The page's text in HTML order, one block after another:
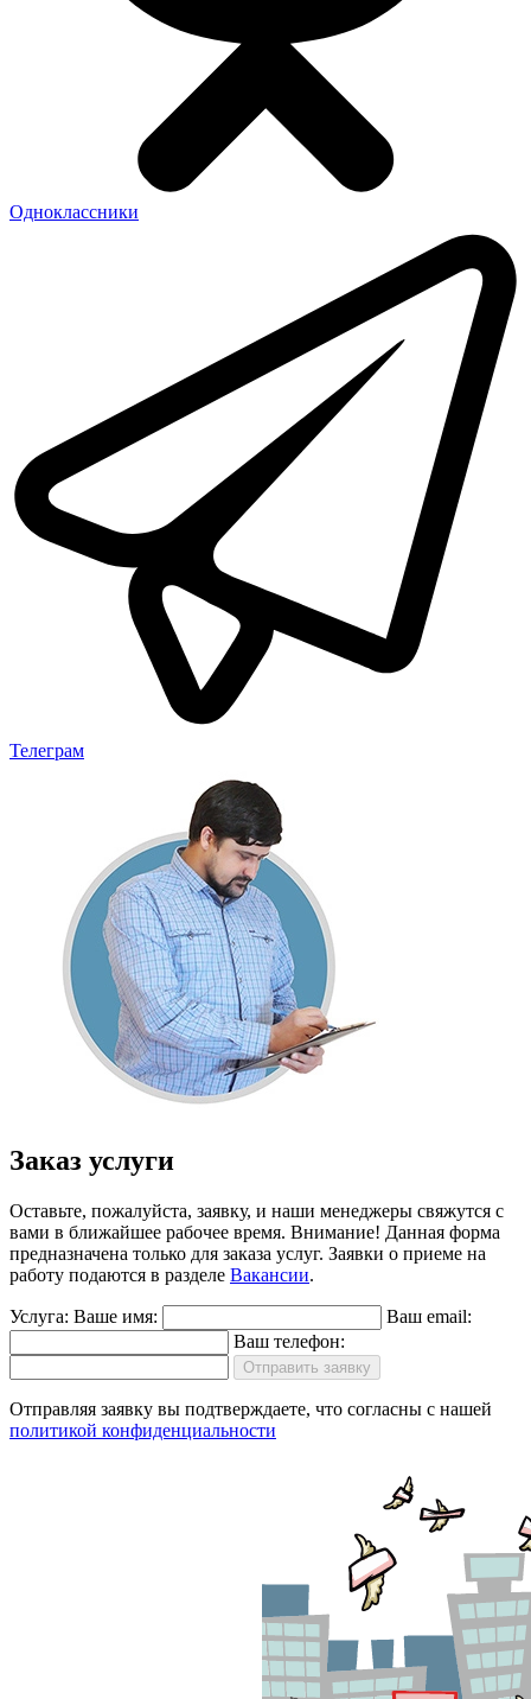
Одноклассники
Телеграм
Заказ услуги
Оставьте, пожалуйста, заявку, и наши менеджеры свяжутся с
вами в ближайшее рабочее время. Внимание! Данная форма
предназначена только для заказа услуг. Заявки о приеме на
работу подаются в разделе Вакансии.
Услуга: Ваше имя:
Ваш email:
Ваш телефон:
Отправить заявку
Отправляя заявку вы подтверждаете, что согласны с нашей
политикой конфиденциальности